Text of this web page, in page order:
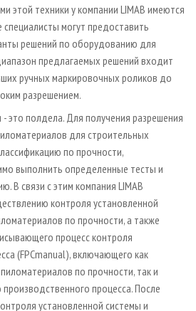
этой техники у компании LIMAB имеются
специалисты могут предоставить
решений по оборудованию для
предлагаемых решений входит
ручных маркировочных роликов до
разрешением.
это полдела. Для получения разрешения
для строительных
по прочности,
выполнить определенные тесты и
В связи с этим компания LIMAB
контроля установленной
по прочности, а также
процесс контроля
(FPC­manual), включающего как
по прочности, так и
процесса. После
установленной системы и